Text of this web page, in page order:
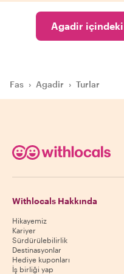
Agadir
Fas › Agadir › Turlar
Withlocals Hakkında
Hikayemiz
Kariyer
Sürdürülebilirlik
Destinasyonlar
Hediye kuponları
İş birliği yap